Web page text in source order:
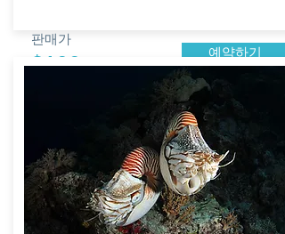
​판매가
$100 예약하기